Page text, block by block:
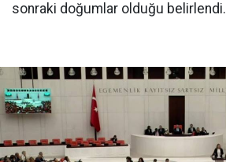
sonraki doğumlar olduğu belirlendi.